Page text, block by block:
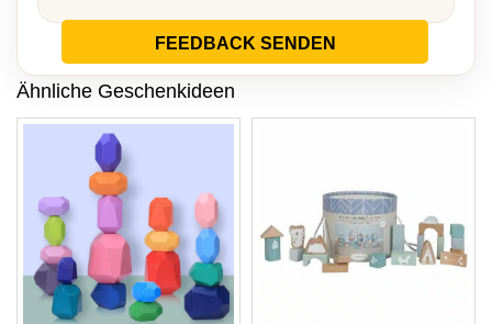
FEEDBACK SENDEN
Ähnliche Geschenkideen